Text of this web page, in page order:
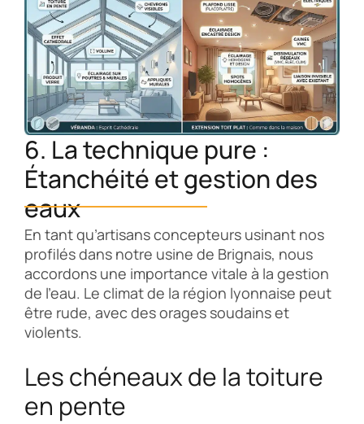
6. La technique pure :
Étanchéité et gestion des
eaux
En tant qu’artisans concepteurs usinant nos
profilés dans notre usine de Brignais, nous
accordons une importance vitale à la gestion
de l’eau. Le climat de la région lyonnaise peut
être rude, avec des orages soudains et
violents.
Les chéneaux de la toiture
en pente